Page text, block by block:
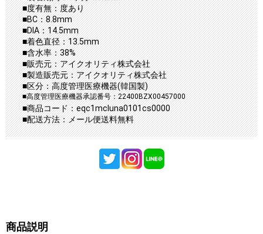
■度有無：度あり
■BC：8.8mm
■DIA：14.5mm
■着色直径：13.5mm
■含水率：38%
■販売元：アイクオリティ株式会社
■製造販売元：アイクオリティ株式会社
■区分：高度管理医療機器(韓国製)
■高度管理医療機器承認番号：22400BZX00457000
■商品コード：eqc1mcluna0101cs0000
■配送方法：メール便送料無料
商品説明